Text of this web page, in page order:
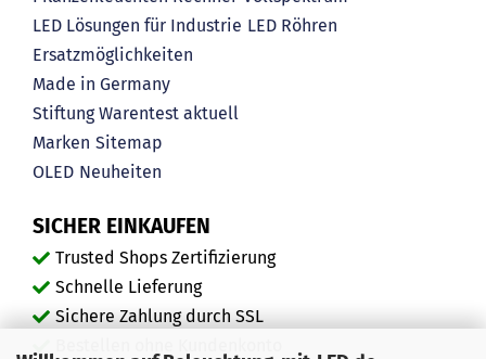
LED Lösungen für Industrie LED Röhren
Ersatzmöglichkeiten
Made in Germany
Stiftung Warentest aktuell
Marken Sitemap
OLED Neuheiten
SICHER EINKAUFEN
Trusted Shops Zertifizierung
Schnelle Lieferung
Sichere Zahlung durch SSL